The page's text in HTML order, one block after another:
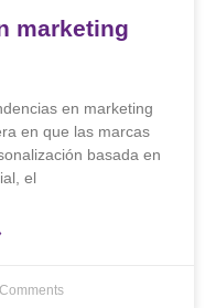
marketing
en marketing
en que las marcas
basada en
el